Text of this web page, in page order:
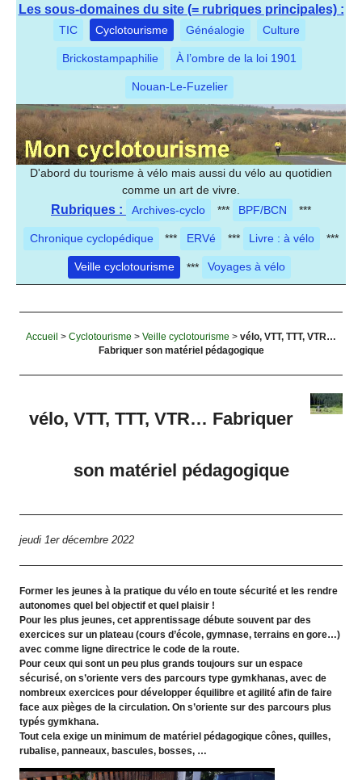
Les sous-domaines du site (= rubriques principales) :
TIC Cyclotourisme Généalogie Culture
Brickostampaphilie À l’ombre de la loi 1901
Nouan-Le-Fuzelier
D'abord du tourisme à vélo mais aussi du vélo au quotidien
comme un art de vivre.
Rubriques : Archives-cyclo *** BPF/BCN ***
Chronique cyclopédique *** ERVé *** Livre : à vélo ***
Veille cyclotourisme *** Voyages à vélo
Accueil > Cyclotourisme > Veille cyclotourisme > vélo, VTT, TTT, VTR…
Fabriquer son matériel pédagogique
vélo, VTT, TTT, VTR… Fabriquer
son matériel pédagogique
jeudi 1er décembre 2022
Former les jeunes à la pratique du vélo en toute sécurité et les rendre
autonomes quel bel objectif et quel plaisir !
Pour les plus jeunes, cet apprentissage débute souvent par des
exercices sur un plateau (cours d’école, gymnase, terrains en gore…)
avec comme ligne directrice le code de la route.
Pour ceux qui sont un peu plus grands toujours sur un espace
sécurisé, on s’oriente vers des parcours type gymkhanas, avec de
nombreux exercices pour développer équilibre et agilité afin de faire
face aux pièges de la circulation. On s’oriente sur des parcours plus
typés gymkhana.
Tout cela exige un minimum de matériel pédagogique cônes, quilles,
rubalise, panneaux, bascules, bosses, …